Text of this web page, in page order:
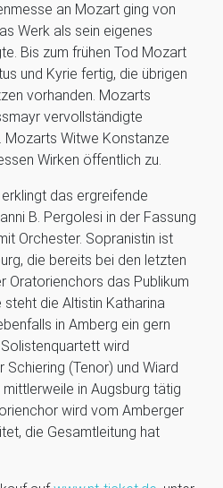
an Mozart ging von
Werk als sein eigenes
Bis zum frühen Tod Mozart
und Kyrie fertig, die übrigen
vorhanden. Mozarts
vervollständigte
Mozarts Witwe Konstanze
Wirken öffentlich zu.
das ergreifende
B. Pergolesi in der Fassung
Orchester. Sopranistin ist
die bereits bei den letzten
Oratorienchors das Publikum
die Altistin Katharina
in Amberg ein gern
wird
(Tenor) und Wiard
in Augsburg tätig
wird vom Amberger
die Gesamtleitung hat